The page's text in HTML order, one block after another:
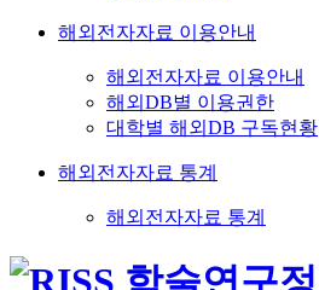
해외전자자료 이용안내
해외전자자료 이용안내
해외DB별 이용권한
대학별 해외DB 구독현황
해외전자자료 통계
해외전자자료 통계